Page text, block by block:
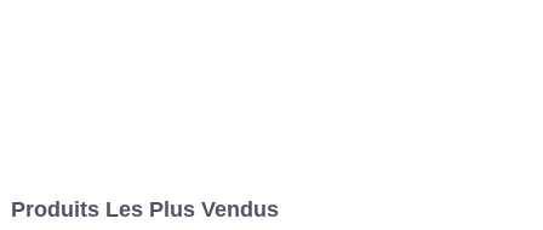
Produits Les Plus Vendus